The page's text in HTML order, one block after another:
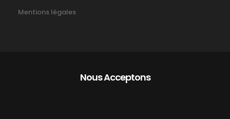
Mentions légales
Nous Acceptons